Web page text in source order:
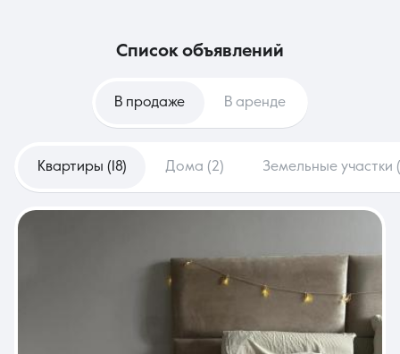
список объявлений
В продаже В аренде
Квартиры (18) Дома (2) Земельные участки